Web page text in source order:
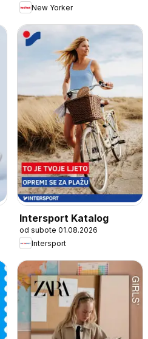
New Yorker
Intersport Katalog
od subote 01.08.2026
Intersport